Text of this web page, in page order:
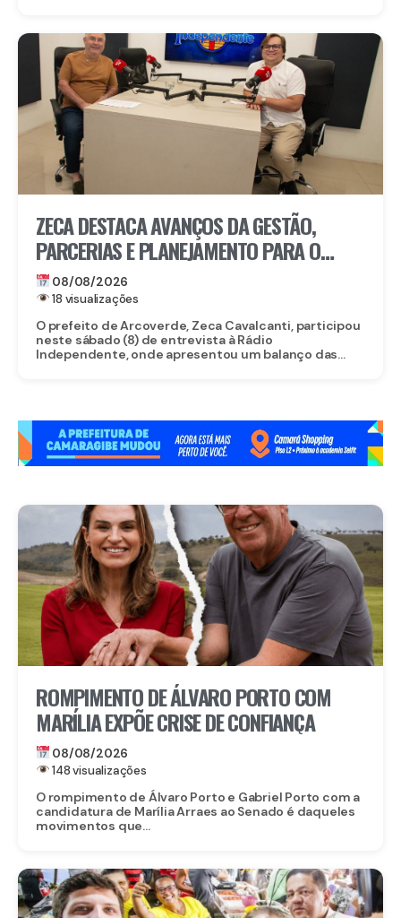
ZECA DESTACA AVANÇOS DA GESTÃO,
PARCERIAS E PLANEJAMENTO PARA O
FUTURO DE ARCOVERDE
08/08/2026
18 visualizações
O prefeito de Arcoverde, Zeca Cavalcanti, participou
neste sábado (8) de entrevista à Rádio
Independente, onde apresentou um balanço das...
ROMPIMENTO DE ÁLVARO PORTO COM
MARÍLIA EXPÕE CRISE DE CONFIANÇA
08/08/2026
148 visualizações
O rompimento de Álvaro Porto e Gabriel Porto com a
candidatura de Marília Arraes ao Senado é daqueles
movimentos que...